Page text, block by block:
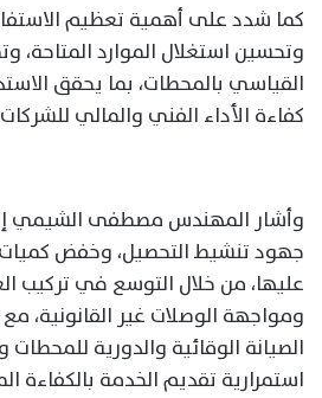
كما شدد على أهمية تعظيم
وتحسين استغلال الموارد المتاحة،
القياسي بالمحطات، بما يحقق
كفاءة الأداء الفني والمالي للشركات
وأشار المهندس مصطفى الشيمي
جهود تنشيط التحصيل، وخفض كميات
عليها، من خلال التوسع في تركيب
ومواجهة الوصلات غير القانونية، مع
الصيانة الوقائية والدورية
استمرارية تقديم الخدمة بالكفاءة